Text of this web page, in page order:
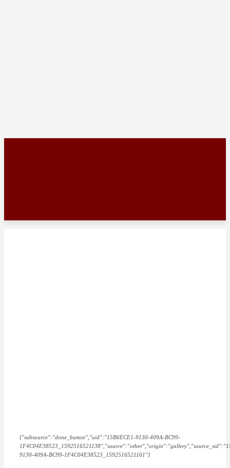
{"subsource":"done_button","uid":"15B6ECE1-9130-409A-BC99-
9130-409A-BC99-1F4C04E38523_1592516521161"}